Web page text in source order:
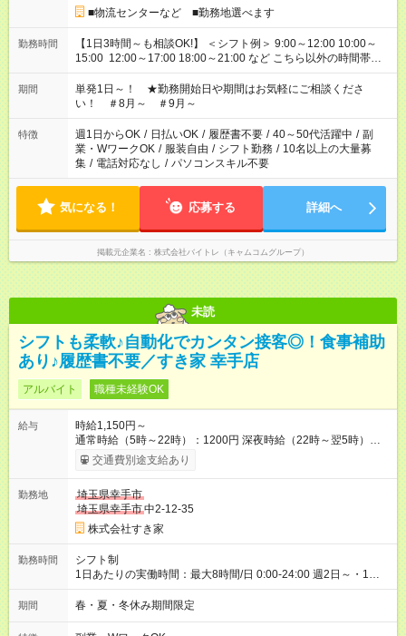
■物流センターなど ■勤務地選べます
勤務時間
【1日3時間～も相談OK!】 ＜シフト例＞ 9:00～12:00 10:00～
15:00 12:00～17:00 18:00～21:00 など こちら以外の時間帯も
お気軽にご相談ください！
期間
単発1日～！ ★勤務開始日や期間はお気軽にご相談くださ
い！ ＃8月～ ＃9月～
特徴 週1日からOK / 日払いOK / 履歴書不要 / 40～50代活躍中 / 副
業・WワークOK / 服装自由 / シフト勤務 / 10名以上の大量募
集 / 電話対応なし / パソコンスキル不要
気になる！ 応募する 詳細へ
掲載元企業名 株式会社バイトレ（キャムコムグループ）
未読
シフトも柔軟♪自動化でカンタン接客◎！食事補助
あり♪履歴書不要／すき家 幸手店
アルバイト 職種未経験OK
給与
時給1,150円～
通常時給（5時～22時）：1200円 深夜時給（22時～翌5時）：
1500円 高校生時給：1150円 【特別手当】早朝手当（5：00-9：
00）時給+150円 【試用期間】試用期間あり 試用期間の長さ：1
30日（※条件変更なし）ですが、切り上げで一ヶ月とさせてい
ただきます。 研修制度あり：15時間(研修中も同時給）
交通費別途支給あり
勤務地
埼玉県幸手市
埼玉県幸手市中2-12-35
株式会社すき家
勤務時間
シフト制
1日あたりの実働時間：最大8時間/日 0:00-24:00 週2日～・1日
2h～OK ＜シフト例＞ 〇朝帯 5:00-9:00 〇昼帯 9:00-14:00 〇午
後帯 14:00-18:00 〇夜帯 18:00-22:00 〇深夜帯 22:00-翌5:00 基
ます♪
期間 春・夏・冬休み期間限定